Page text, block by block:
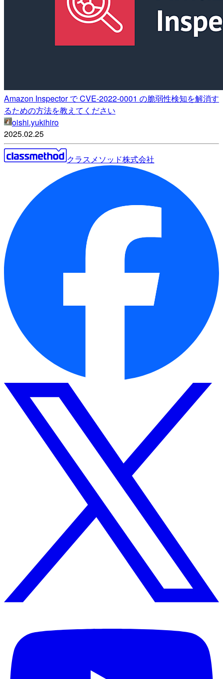
Amazon Inspector で CVE-2022-0001 の脆弱性検知を解消す
るための方法を教えてください
oishi.yukihiro
2025.02.25
クラスメソッド株式会社